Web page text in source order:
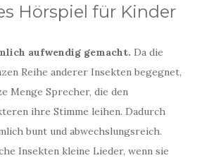
Hörspiel für Kinder
aufwendig gemacht. Da die
Reihe anderer Insekten begegnet,
Menge Sprecher, die den
ihre Stimme leihen. Dadurch
bunt und abwechslungsreich.
Insekten kleine Lieder, wenn sie